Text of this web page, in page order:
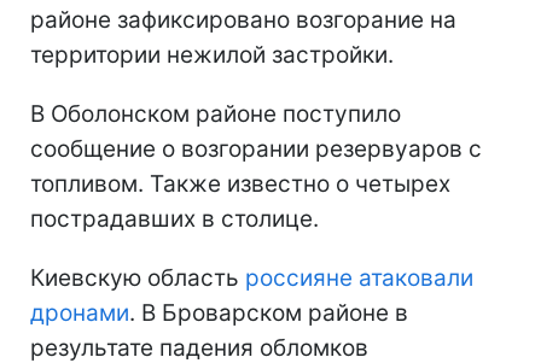
районе зафиксировано возгорание на
территории нежилой застройки.
В Оболонском районе поступило
сообщение о возгорании резервуаров с
топливом. Также известно о четырех
пострадавших в столице.
Киевскую область россияне атаковали
дронами. В Броварском районе в
результате падения обломков